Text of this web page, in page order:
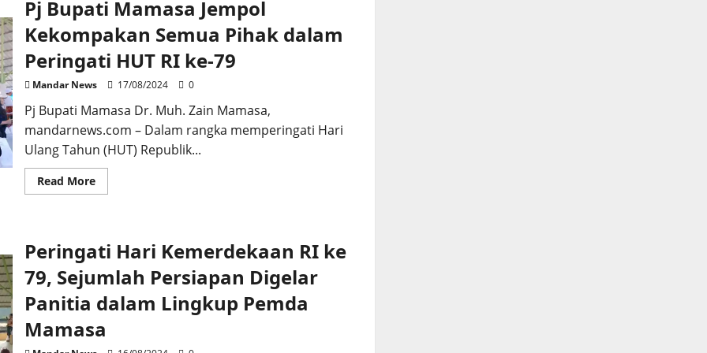
Desa
Harus
Menjaga
Ketahanan
Pangan
Berkesinambungan
Pj Bupati Mamasa Jempol
Kekompakan Semua Pihak dalam
Peringati HUT RI ke-79
Mandar News 17/08/2024 0
Pj Bupati Mamasa Dr. Muh. Zain Mamasa,
mandarnews.com – Dalam rangka memperingati Hari
Ulang Tahun (HUT) Republik...
Read MoreRead
more
Jempol
Kekompakan
Semua
Pihak
Peringati
HUT
RI
ke-
Peringati Hari Kemerdekaan RI ke
79, Sejumlah Persiapan Digelar
Panitia dalam Lingkup Pemda
Mamasa